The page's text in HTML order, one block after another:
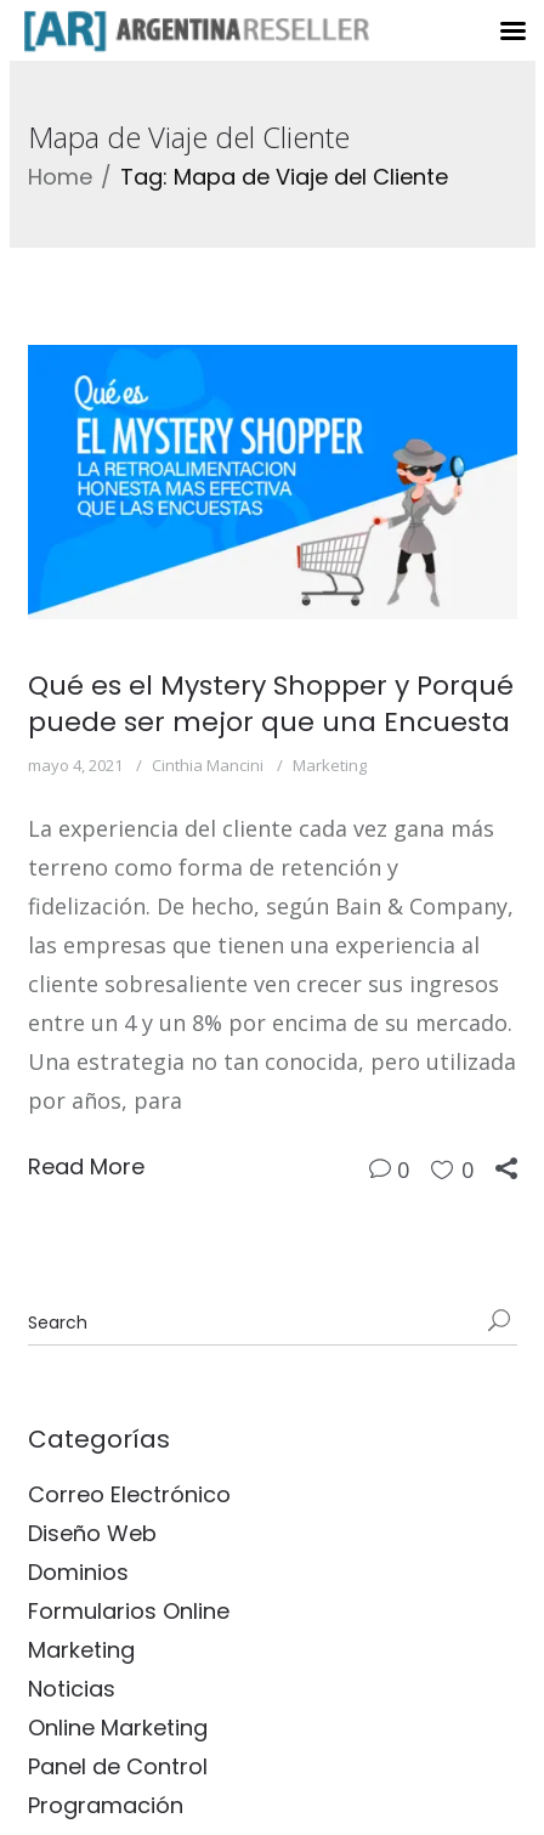
Mapa de Viaje del Cliente
Home Tag: Mapa de Viaje del Cliente
Qué es el Mystery Shopper y Porqué
puede ser mejor que una Encuesta
mayo 4, 2021 Cinthia Mancini Marketing
La experiencia del cliente cada vez gana más
terreno como forma de retención y
fidelización. De hecho, según Bain & Company,
las empresas que tienen una experiencia al
cliente sobresaliente ven crecer sus ingresos
entre un 4 y un 8% por encima de su mercado.
Una estrategia no tan conocida, pero utilizada
por años, para
Read More 0 0
Categorías
Correo Electrónico
Diseño Web
Dominios
Formularios Online
Marketing
Noticias
Online Marketing
Panel de Control
Programación